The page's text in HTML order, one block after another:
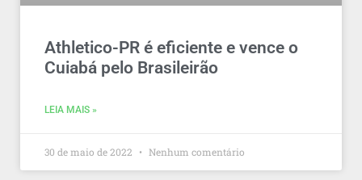
Athletico-PR é eficiente e vence o
Cuiabá pelo Brasileirão
LEIA MAIS »
30 de maio de 2022 Nenhum comentário